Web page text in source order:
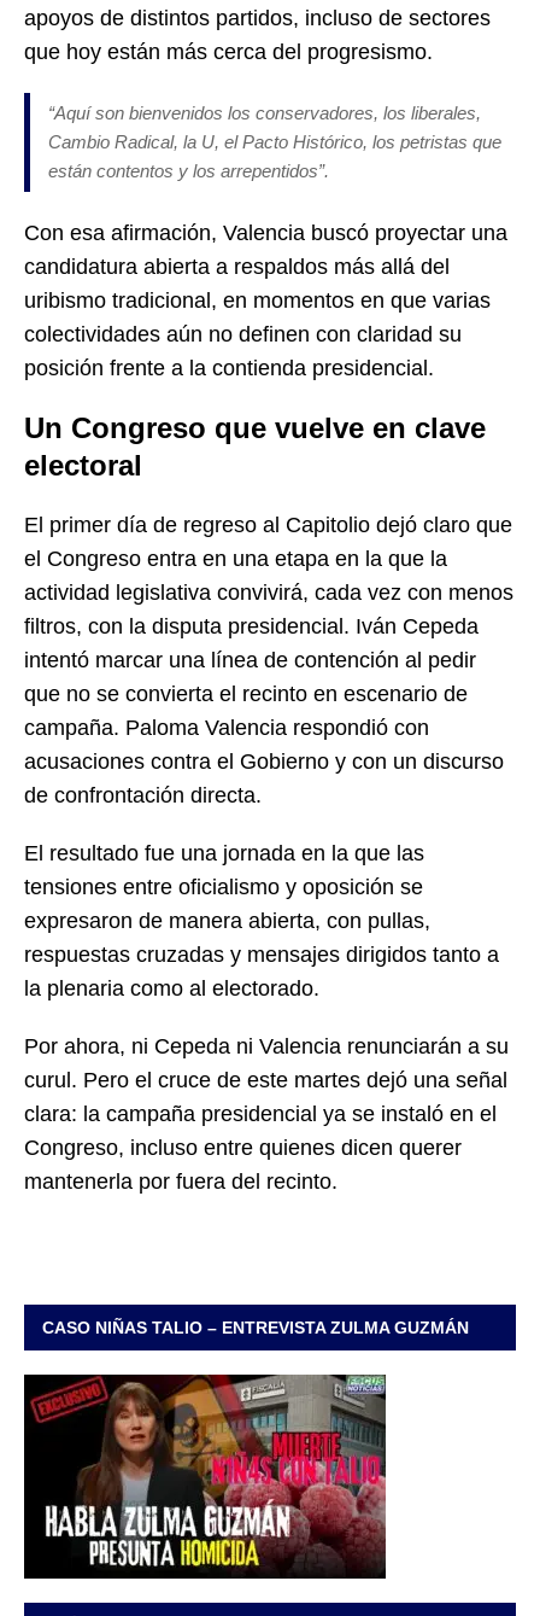
apoyos de distintos partidos, incluso de sectores
que hoy están más cerca del progresismo.
“Aquí son bienvenidos los conservadores, los liberales,
Cambio Radical, la U, el Pacto Histórico, los petristas que
están contentos y los arrepentidos”.
Con esa afirmación, Valencia buscó proyectar una
candidatura abierta a respaldos más allá del
uribismo tradicional, en momentos en que varias
colectividades aún no definen con claridad su
posición frente a la contienda presidencial.
Un Congreso que vuelve en clave
electoral
El primer día de regreso al Capitolio dejó claro que
el Congreso entra en una etapa en la que la
actividad legislativa convivirá, cada vez con menos
filtros, con la disputa presidencial. Iván Cepeda
intentó marcar una línea de contención al pedir
que no se convierta el recinto en escenario de
campaña. Paloma Valencia respondió con
acusaciones contra el Gobierno y con un discurso
de confrontación directa.
El resultado fue una jornada en la que las
tensiones entre oficialismo y oposición se
expresaron de manera abierta, con pullas,
respuestas cruzadas y mensajes dirigidos tanto a
la plenaria como al electorado.
Por ahora, ni Cepeda ni Valencia renunciarán a su
curul. Pero el cruce de este martes dejó una señal
clara: la campaña presidencial ya se instaló en el
Congreso, incluso entre quienes dicen querer
mantenerla por fuera del recinto.
CASO NIÑAS TALIO – ENTREVISTA ZULMA GUZMÁN